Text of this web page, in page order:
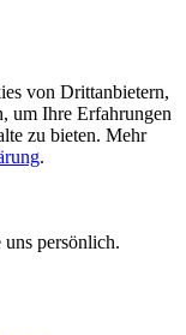
von Drittanbietern,
um Ihre Erfahrungen
zu bieten. Mehr
.
persönlich.